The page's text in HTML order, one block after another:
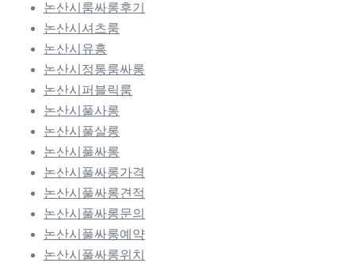
논산시룸싸롱후기
논산시셔츠룸
논산시유흥
논산시정통룸싸롱
논산시퍼블릭룸
논산시풀사롱
논산시풀살롱
논산시풀싸롱
논산시풀싸롱가격
논산시풀싸롱견적
논산시풀싸롱문의
논산시풀싸롱예약
논산시풀싸롱위치